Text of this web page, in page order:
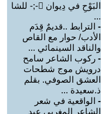
البَوْحِ في دِيوان -;- للشا
...
- الترابط ..قديمٌ قِدَم
الأدب/ حوار مع القاص
والناقد السينمائي ...
- ركوب الشاعر سامح
درويش موج شطحات
العشق الصوفي. بقلم
ذ.سعيدة ...
- الواقعية في شعر
الشاعر المغربي عبد